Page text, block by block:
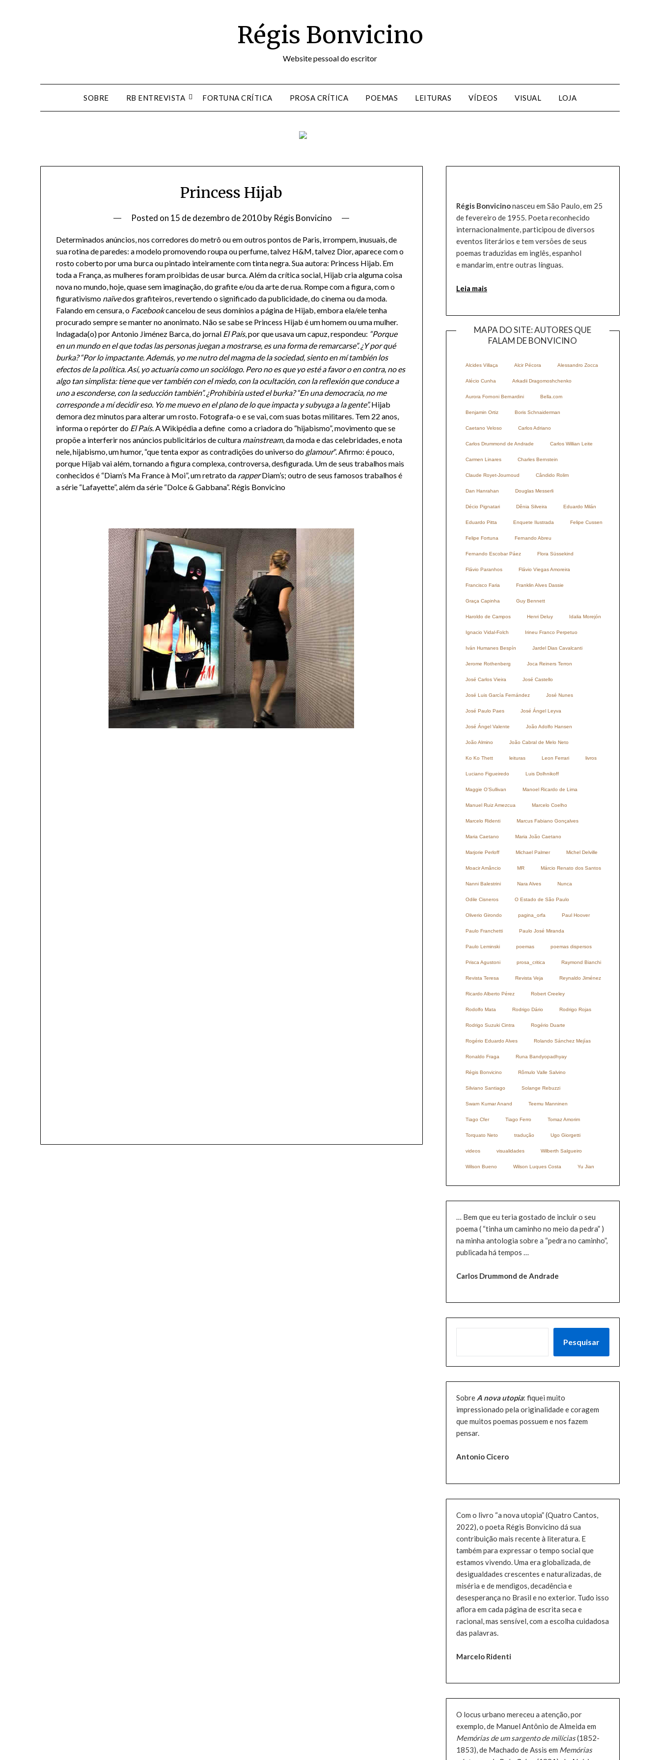
Régis Bonvicino
Website pessoal do escritor
SOBRE RB ENTREVISTA FORTUNA CRÍTICA PROSA CRÍTICA POEMAS LEITURAS VÍDEOS VISUAL LOJA
Princess Hijab
Posted on 15 de dezembro de 2010by Régis Bonvicino
Determinados anúncios, nos corredores do metrô ou em outros pontos de Paris, irrompem, inusuais, de
sua rotina de paredes: a modelo promovendo roupa ou perfume, talvez H&M, talvez Dior, aparece com o
rosto coberto por uma burca ou pintado inteiramente com tinta negra. Sua autora: Princess Hijab. Em
toda a França, as mulheres foram proibidas de usar burca. Além da crítica social, Hijab cria alguma coisa
nova no mundo, hoje, quase sem imaginação, do grafite e/ou da arte de rua. Rompe com a figura, com o
figurativismo naïvedos grafiteiros, revertendo o significado da publicidade, do cinema ou da moda.
Falando em censura, o Facebookcancelou de seus domínios a página de Hijab, embora ela/ele tenha
procurado sempre se manter no anonimato. Não se sabe se Princess Hijab é um homem ou uma mulher.
Indagada(o) por Antonio Jiménez Barca, do jornal El País, por que usava um capuz, respondeu: “Porque
en un mundo en el que todas las personas juegan a mostrarse, es una forma de remarcarse”. ¿Y por qué
burka? “Por lo impactante. Además, yo me nutro del magma de la sociedad, siento en mí también los
efectos de la política. Así, yo actuaría como un sociólogo. Pero no es que yo esté a favor o en contra, no es
algo tan simplista: tiene que ver también con el miedo, con la ocultación, con la reflexión que conduce a
uno a esconderse, con la seducción también”. ¿Prohibiría usted el burka? “En una democracia, no me
corresponde a mí decidir eso. Yo me muevo en el plano de lo que impacta y subyuga a la gente”.Hijab
demora dez minutos para alterar um rosto. Fotografa-o e se vai, com suas botas militares. Tem 22 anos,
informa o repórter do El País. A Wikipédia a define como a criadora do “hijabismo”, movimento que se
propõe a interferir nos anúncios publicitários de cultura mainstream, da moda e das celebridades, e nota
nele, hijabismo, um humor, “que tenta expor as contradições do universo do glamour”. Afirmo: é pouco,
porque Hijab vai além, tornando a figura complexa, controversa, desfigurada. Um de seus trabalhos mais
conhecidos é “Diam’s Ma France à Moi”, um retrato da rapperDiam’s; outro de seus famosos trabalhos é
a série “Lafayette”, além da série “Dolce & Gabbana”. Régis Bonvicino
Régis Bonvicinonasceu em São Paulo, em 25
de fevereiro de 1955. Poeta reconhecido
internacionalmente, participou de diversos
eventos literários e tem versões de seus
poemas traduzidas em inglês, espanhol
e mandarim, entre outras línguas.
Leia mais
MAPA DO SITE: AUTORES QUE
FALAM DE BONVICINO
Alcides Villaça Alcir Pécora Alessandro Zocca
Alécio Cunha Arkadii Dragomoshchenko
Aurora Fornoni Bernardini Bella.com
Benjamin Ortiz Boris Schnaiderman
Caetano Veloso Carlos Adriano
Carlos Drummond de Andrade Carlos Willian Leite
Carmen Linares Charles Bernstein
Claude Royet-Journoud Cândido Rolim
Dan Hanrahan Douglas Messerli
Décio Pignatari Dênia Silveira Eduardo Milán
Eduardo Pitta Enquete Ilustrada Felipe Cussen
Felipe Fortuna Fernando Abreu
Fernando Escobar Páez Flora Süssekind
Flávio Paranhos Flávio Viegas Amoreira
Francisco Faria Franklin Alves Dassie
Graça Capinha Guy Bennett
Haroldo de Campos Henri Deluy Idalia Morejón
Ignacio Vidal-Folch Irineu Franco Perpetuo
Iván Humanes Bespín Jardel Dias Cavalcanti
Jerome Rothenberg Joca Reiners Terron
José Carlos Vieira José Castello
José Luis García Fernández José Nunes
José Paulo Paes José Ángel Leyva
José Ángel Valente João Adolfo Hansen
João Almino João Cabral de Melo Neto
Ko Ko Thett leituras Leon Ferrari livros
Luciano Figueiredo Luis Dolhnikoff
Maggie O’Sullivan Manoel Ricardo de Lima
Manuel Ruiz Amezcua Marcelo Coelho
Marcelo Ridenti Marcus Fabiano Gonçalves
Maria Caetano Maria João Caetano
Marjorie Perloff Michael Palmer Michel Delville
Moacir Amâncio MR Márcio Renato dos Santos
Nanni Balestrini Nara Alves Nunca
Odile Cisneros O Estado de São Paulo
Oliverio Girondo pagina_orfa Paul Hoover
Paulo Franchetti Paulo José Miranda
Paulo Leminski poemas poemas dispersos
Prisca Agustoni prosa_critica Raymond Bianchi
Revista Teresa Revista Veja Reynaldo Jiménez
Ricardo Alberto Pérez Robert Creeley
Rodolfo Mata Rodrigo Dário Rodrigo Rojas
Rodrigo Suzuki Cintra Rogério Duarte
Rogério Eduardo Alves Rolando Sánchez Mejías
Ronaldo Fraga Runa Bandyopadhyay
Régis Bonvicino Rômulo Valle Salvino
Silviano Santiago Solange Rebuzzi
Swarn Kumar Anand Teemu Manninen
Tiago Cfer Tiago Ferro Tomaz Amorim
Torquato Neto tradução Ugo Giorgetti
videos visualidades Wilberth Salgueiro
Wilson Bueno Wilson Luques Costa Yu Jian
… Bem que eu teria gostado de incluir o seu
poema ( “tinha um caminho no meio da pedra” )
na minha antologia sobre a “pedra no caminho”,
publicada há tempos …
Carlos Drummond de Andrade
Pesquisar
Sobre A nova utopia: fiquei muito
impressionado pela originalidade e coragem
que muitos poemas possuem e nos fazem
pensar.
Antonio Cicero
Com o livro “a nova utopia” (Quatro Cantos,
2022), o poeta Régis Bonvicino dá sua
contribuição mais recente à literatura. E
também para expressar o tempo social que
estamos vivendo. Uma era globalizada, de
desigualdades crescentes e naturalizadas, de
miséria e de mendigos, decadência e
desesperança no Brasil e no exterior. Tudo isso
aflora em cada página de escrita seca e
racional, mas sensível, com a escolha cuidadosa
das palavras.
Marcelo Ridenti
O locus urbano mereceu a atenção, por
exemplo, de Manuel Antônio de Almeida em
Memórias de um sargento de milícias(1852-
1853), de Machado de Assis em Memórias